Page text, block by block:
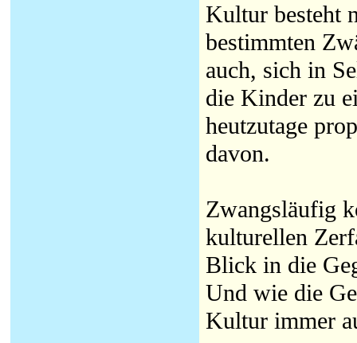
Kultur besteht
bestimmten
auch, sich in
die Kinder zu
heutzutage
davon.
Zwangsläufig
kulturellen
Blick in die
Und wie die
Kultur immer